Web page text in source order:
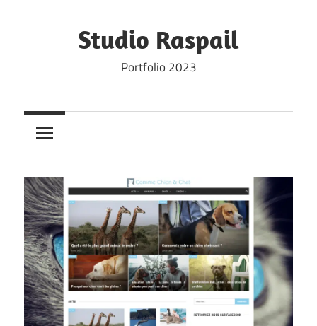
Studio Raspail
Portfolio 2023